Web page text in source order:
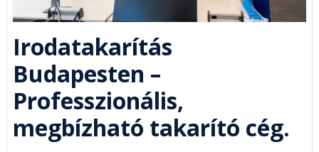
Irodatakarítás
Budapesten –
Professzionális,
megbízható takarító cég.